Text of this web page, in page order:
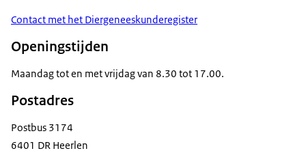
Contact met het Diergeneeskunderegister
Openingstijden
Maandag tot en met vrijdag van 8.30 tot 17.00.
Postadres
Postbus 3174
6401 DR Heerlen